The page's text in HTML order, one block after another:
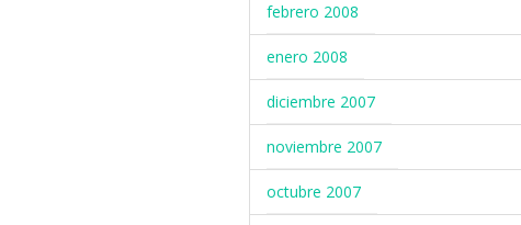
febrero 2008
enero 2008
diciembre 2007
noviembre 2007
octubre 2007